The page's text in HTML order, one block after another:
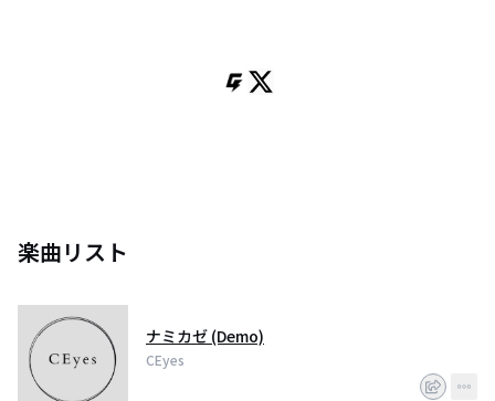
楽曲リスト
ナミカゼ (Demo)
CEyes